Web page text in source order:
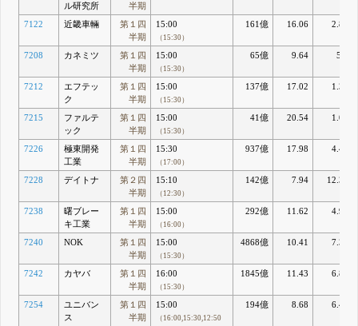
ル研究所
半期
7122 近畿車輛
第１四
半期
15:00
（15:30）
161億 16.06 2.82
7208 カネミツ
第１四
半期
15:00
（15:30）
65億 9.64 5.4
7212
エフテッ
ク
第１四
半期
15:00
（15:30）
137億 17.02 1.33
7215
ファルテ
ック
第１四
半期
15:00
（15:30）
41億 20.54 1.05
7226
極東開発
工業
第１四
半期
15:30
（17:00）
937億 17.98 4.45
7228 デイトナ
第２四
半期
15:10
（12:30）
142億 7.94 12.32
7238
曙ブレー
キ工業
第１四
半期
15:00
（16:00）
292億 11.62 4.91
7240 NOK
第１四
半期
15:00
（15:30）
4868億 10.41 7.31
7242 カヤバ
第１四
半期
16:00
（15:30）
1845億 11.43 6.86
7254
ユニバン
ス
第１四
半期
15:00
（16:00,15:30,12:50
194億 8.68 6.46